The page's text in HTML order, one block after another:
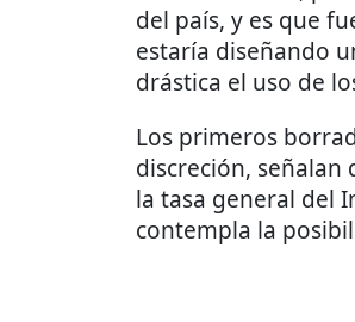
del país, y es que
estaría diseñando
drástica el uso de
Los primeros
discreción,
la tasa general del
contempla la